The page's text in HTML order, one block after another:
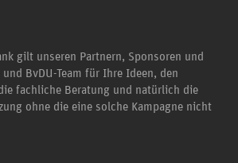
gilt unseren Partnern, Sponsoren und
BvDU-Team für Ihre Ideen, den
fachliche Beratung und natürlich die
ohne die eine solche Kampagne nicht